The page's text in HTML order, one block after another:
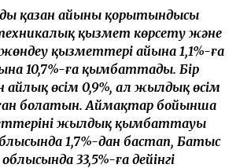
қазан айының қорытындысы
қызмет көрсету және
қызметтері айына 1,1%-ға
10,7%-ға қымбаттады. Бір
өсім 0,9%, ал жылдық өсім
болатын. Аймақтар бойынша
жылдық қымбаттауы
1,7%-дан бастап, Батыс
33,5%-ға дейінгі